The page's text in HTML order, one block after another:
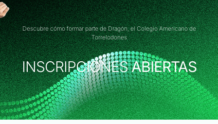
Descubre cómo formar parte de Dragón, el Colegio Americano de
Torrelodones
INSCRIPCIONESABIERTAS